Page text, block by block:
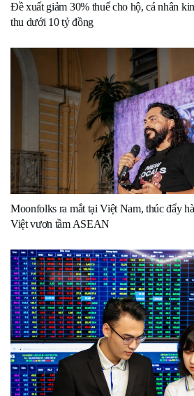
Đề xuất giảm 30% thuế cho hộ, cá nhân
thu dưới 10 tỷ đồng
Moonfolks ra mắt tại Việt Nam, thúc đẩy
Việt vươn tầm ASEAN